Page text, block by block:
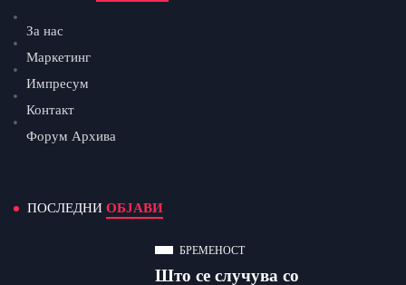
За нас
Маркетинг
Импресум
Контакт
Форум Архива
ПОСЛЕДНИ ОБЈАВИ
БРЕМЕНОСТ
Што се случува со